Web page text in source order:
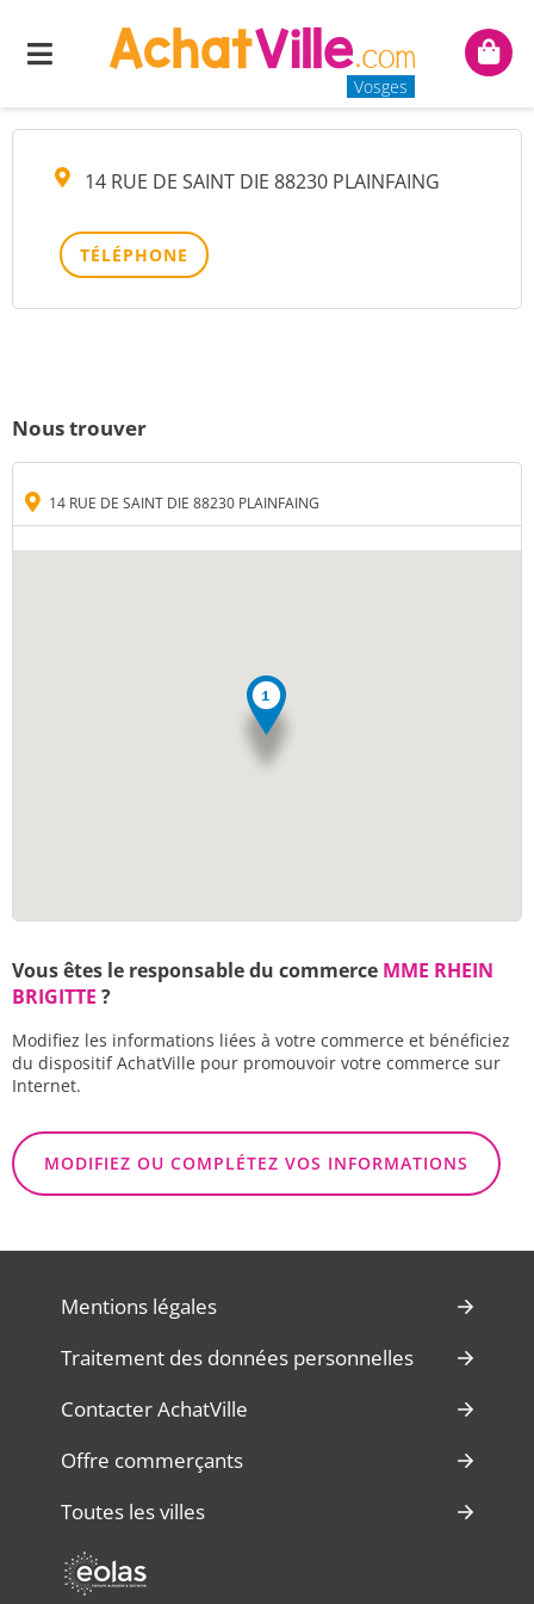
Menu
Vosges
Mon
MME RHEIN BRIGITTE
14 RUE DE SAINT DIE 88230 PLAINFAING
TÉLÉPHONE
Nous trouver
14 RUE DE SAINT DIE 88230 PLAINFAING
Vous êtes le responsable du commerce MME RHEIN
BRIGITTE ?
Modifiez les informations liées à votre commerce et bénéficiez
du dispositif AchatVille pour promouvoir votre commerce sur
Internet.
MODIFIEZ OU COMPLÉTEZ VOS INFORMATIONS
Mentions légales
Traitement des données personnelles
Contacter AchatVille
Offre commerçants
Toutes les villes